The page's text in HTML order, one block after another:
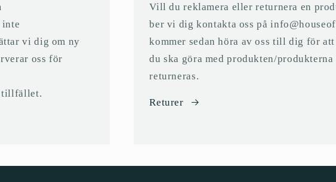
inte
vi dig om ny
oss för
tillfället.
Vill du reklamera eller returnera en
ber vi dig kontakta oss på
kommer sedan höra av oss till dig för
du ska göra med produkten/produkterna
returneras.
Returer